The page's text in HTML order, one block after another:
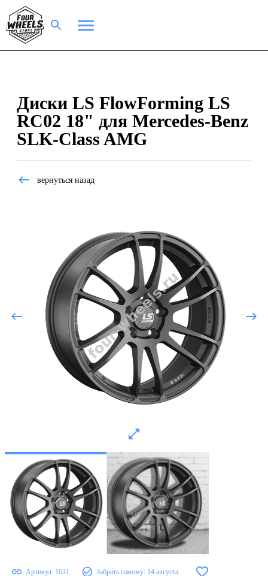
Диски LS FlowForming LS
RC02 18" для Mercedes-Benz
SLK-Class AMG
вернуться назад
Артикул: 1631 Забрать самому: 14 августа